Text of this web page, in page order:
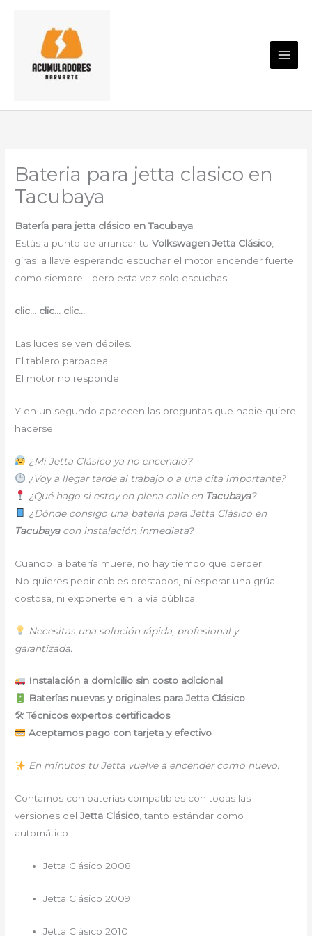
contenido
Bateria para jetta clasico en
Tacubaya
Batería para jetta clásico en Tacubaya
Estás a punto de arrancar tuVolkswagen Jetta Clásico,
giras la llave esperando escuchar el motor encender fuerte
como siempre… pero esta vez solo escuchas:
clic… clic… clic…
Las luces se ven débiles.
El tablero parpadea.
El motor no responde.
Y en un segundo aparecen las preguntas que nadie quiere
hacerse:
¿Mi Jetta Clásico ya no encendió?
¿Voy a llegar tarde al trabajo o a una cita importante?
¿Qué hago si estoy en plena calle en Tacubaya?
¿Dónde consigo una batería para Jetta Clásico en
Tacubayacon instalación inmediata?
Cuando la batería muere, no hay tiempo que perder.
No quieres pedir cables prestados, ni esperar una grúa
costosa, ni exponerte en la vía pública.
Necesitas una solución rápida, profesional y
garantizada.
Instalación a domicilio sin costo adicional
Baterías nuevas y originales para Jetta Clásico
🛠Técnicos expertos certificados
Aceptamos pago con tarjeta y efectivo
En minutos tu Jetta vuelve a encender como nuevo.
Contamos con baterías compatibles con todas las
versiones delJetta Clásico , tanto estándar como
automático:
Jetta Clásico 2008
Jetta Clásico 2009
Jetta Clásico 2010